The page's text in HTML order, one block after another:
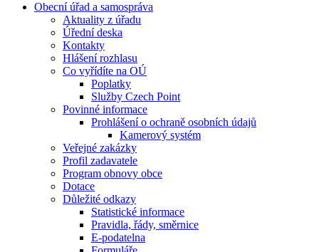
Obecní úřad a samospráva
Aktuality z úřadu
Úřední deska
Kontakty
Hlášení rozhlasu
Co vyřídíte na OÚ
Poplatky
Služby Czech Point
Povinné informace
Prohlášení o ochraně osobních údajů
Kamerový systém
Veřejné zakázky
Profil zadavatele
Program obnovy obce
Dotace
Důležité odkazy
Statistické informace
Pravidla, řády, směrnice
E-podatelna